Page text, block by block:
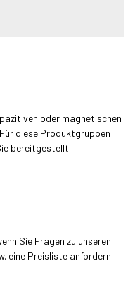
oder magnetischen
diese Produktgruppen
bereitgestellt!
Sie Fragen zu unseren
eine Preisliste anfordern